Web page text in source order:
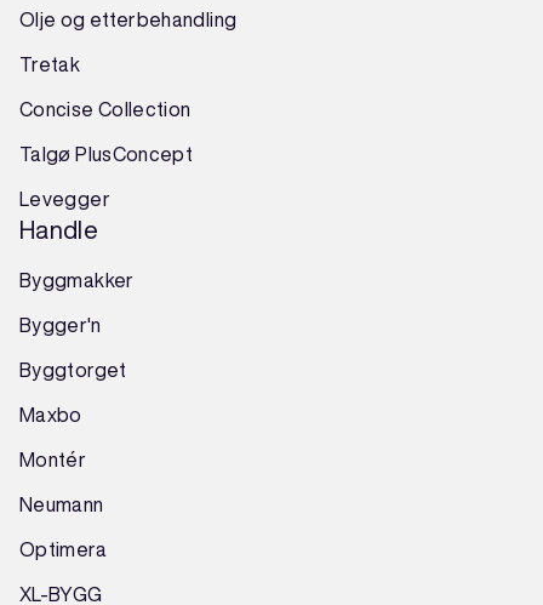
Olje og etterbehandling
Tretak
Concise Collection
Talgø PlusConcept
Levegger
Handle
Byggmakker
Bygger'n
Byggtorget
Maxbo
Montér
Neumann
Optimera
XL-BYGG